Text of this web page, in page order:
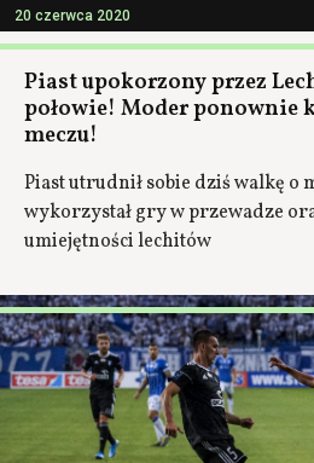
20 czerwca 2020
Piast upokorzony przez
połowie! Moder ponownie
meczu!
Piast utrudnił sobie dziś walkę o
wykorzystał gry w przewadze
umiejętności lechitów